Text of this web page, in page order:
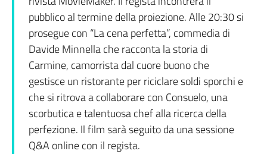
pubblico al termine della proiezione. Alle 20:30 si
prosegue con “La cena perfetta”, commedia di
Davide Minnella che racconta la storia di
Carmine, camorrista dal cuore buono che
gestisce un ristorante per riciclare soldi sporchi e
che si ritrova a collaborare con Consuelo, una
scorbutica e talentuosa chef alla ricerca della
perfezione. Il film sarà seguito da una sessione
Q&A online con il regista.